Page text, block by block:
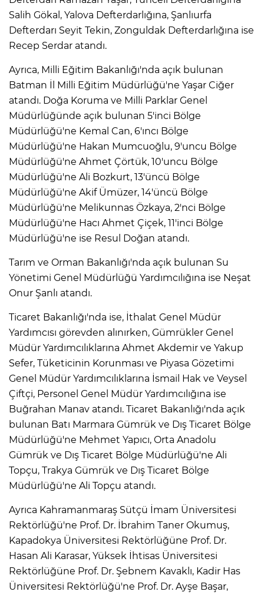
Salih Gökal, Yalova Defterdarlığına, Şanlıurfa
Defterdarı Seyit Tekin, Zonguldak Defterdarlığına ise
Recep Serdar atandı.
Ayrıca, Milli Eğitim Bakanlığı'nda açık bulunan
Batman İl Milli Eğitim Müdürlüğü'ne Yaşar Ciğer
atandı. Doğa Koruma ve Milli Parklar Genel
Müdürlüğünde açık bulunan 5'inci Bölge
Müdürlüğü'ne Kemal Can, 6'ıncı Bölge
Müdürlüğü'ne Hakan Mumcuoğlu, 9'uncu Bölge
Müdürlüğü'ne Ahmet Çörtük, 10'uncu Bölge
Müdürlüğü'ne Ali Bozkurt, 13'üncü Bölge
Müdürlüğü'ne Akif Ümüzer, 14'üncü Bölge
Müdürlüğü'ne Melikunnas Özkaya, 2'nci Bölge
Müdürlüğü'ne Hacı Ahmet Çiçek, 11'inci Bölge
Müdürlüğü'ne ise Resul Doğan atandı.
Tarım ve Orman Bakanlığı'nda açık bulunan Su
Yönetimi Genel Müdürlüğü Yardımcılığına ise Neşat
Onur Şanlı atandı.
Ticaret Bakanlığı'nda ise, İthalat Genel Müdür
Yardımcısı görevden alınırken, Gümrükler Genel
Müdür Yardımcılıklarına Ahmet Akdemir ve Yakup
Sefer, Tüketicinin Korunması ve Piyasa Gözetimi
Genel Müdür Yardımcılıklarına İsmail Hak ve Veysel
Çiftçi, Personel Genel Müdür Yardımcılığına ise
Buğrahan Manav atandı. Ticaret Bakanlığı'nda açık
bulunan Batı Marmara Gümrük ve Dış Ticaret Bölge
Müdürlüğü'ne Mehmet Yapıcı, Orta Anadolu
Gümrük ve Dış Ticaret Bölge Müdürlüğü'ne Ali
Topçu, Trakya Gümrük ve Dış Ticaret Bölge
Müdürlüğü'ne Ali Topçu atandı.
Ayrıca Kahramanmaraş Sütçü İmam Üniversitesi
Rektörlüğü'ne Prof. Dr. İbrahim Taner Okumuş,
Kapadokya Üniversitesi Rektörlüğüne Prof. Dr.
Hasan Ali Karasar, Yüksek İhtisas Üniversitesi
Rektörlüğüne Prof. Dr. Şebnem Kavaklı, Kadir Has
Üniversitesi Rektörlüğü'ne Prof. Dr. Ayşe Başar,